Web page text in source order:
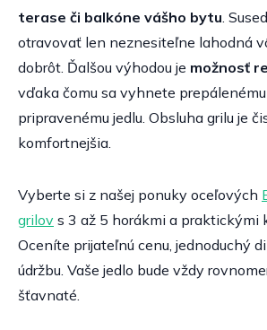
terase či balkóne vášho bytu.
otravovať len neznesiteľne lahodná
dobrôt. Ďalšou výhodou je možnosť
vďaka čomu sa vyhnete
pripravenému jedlu. Obsluha grilu je
komfortnejšia.
Vyberte si z našej ponuky oceľových
grilov s 3 až 5 horákmi a praktickými
Oceníte prijateľnú cenu, jednoduchý
údržbu. Vaše jedlo bude vždy
šťavnaté.